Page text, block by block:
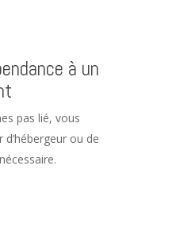
à un
pas lié, vous
ou de